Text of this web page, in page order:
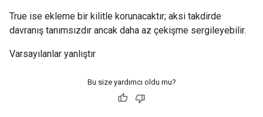
True ise ekleme bir kilitle korunacaktır; aksi takdirde
davranış tanımsızdır ancak daha az çekişme sergileyebilir.
Varsayılanlar yanlıştır
Bu size yardımcı oldu mu?